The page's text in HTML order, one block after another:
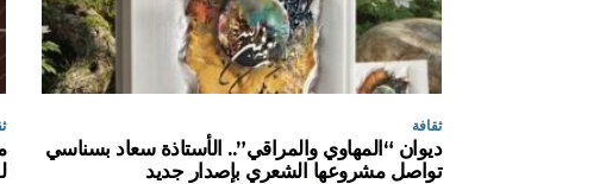
ثقافة
ديوان “المهاوي والمراقي”.. الأستاذة سعاد بسناسي
تواصل مشروعها الشعري بإصدار جديد